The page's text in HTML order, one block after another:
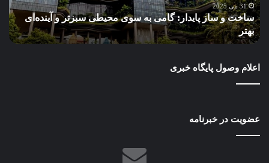
محیطی
سبزتر
و
آینده‌ای
31 می 2025
ساخت و ساز پایدار: گامی به سوی محیطی سبزتر و آینده‌ای
بهتر
اعلام وصول پایگاه خبری
عضویت در خبرنامه